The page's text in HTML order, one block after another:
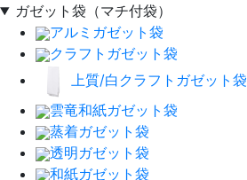
ガゼット袋（マチ付袋）
アルミガゼット袋
クラフトガゼット袋
上質/白クラフトガゼット袋
雲竜和紙ガゼット袋
蒸着ガゼット袋
透明ガゼット袋
和紙ガゼット袋